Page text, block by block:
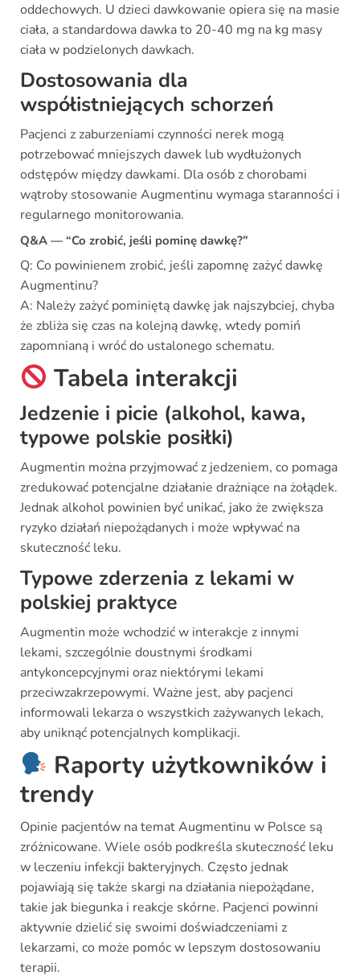
oddechowych. U dzieci dawkowanie opiera się na masie
ciała, a standardowa dawka to 20-40 mg na kg masy
ciała w podzielonych dawkach.
Dostosowania dla
współistniejących schorzeń
Pacjenci z zaburzeniami czynności nerek mogą
potrzebować mniejszych dawek lub wydłużonych
odstępów między dawkami. Dla osób z chorobami
wątroby stosowanie Augmentinu wymaga staranności i
regularnego monitorowania.
Q&A — “Co zrobić, jeśli pominę dawkę?”
Q: Co powinienem zrobić, jeśli zapomnę zażyć dawkę
Augmentinu?
A: Należy zażyć pominiętą dawkę jak najszybciej, chyba
że zbliża się czas na kolejną dawkę, wtedy pomiń
zapomnianą i wróć do ustalonego schematu.
Tabela interakcji
Jedzenie i picie (alkohol, kawa,
typowe polskie posiłki)
Augmentin można przyjmować z jedzeniem, co pomaga
zredukować potencjalne działanie drażniące na żołądek.
Jednak alkohol powinien być unikać, jako że zwiększa
ryzyko działań niepożądanych i może wpływać na
skuteczność leku.
Typowe zderzenia z lekami w
polskiej praktyce
Augmentin może wchodzić w interakcje z innymi
lekami, szczególnie doustnymi środkami
antykoncepcyjnymi oraz niektórymi lekami
przeciwzakrzepowymi. Ważne jest, aby pacjenci
informowali lekarza o wszystkich zażywanych lekach,
aby uniknąć potencjalnych komplikacji.
Raporty użytkowników i
trendy
Opinie pacjentów na temat Augmentinu w Polsce są
zróżnicowane. Wiele osób podkreśla skuteczność leku
w leczeniu infekcji bakteryjnych. Często jednak
pojawiają się także skargi na działania niepożądane,
takie jak biegunka i reakcje skórne. Pacjenci powinni
aktywnie dzielić się swoimi doświadczeniami z
lekarzami, co może pomóc w lepszym dostosowaniu
terapii.